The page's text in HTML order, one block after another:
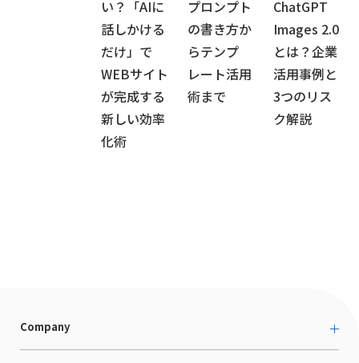
い？「AIに
話しかける
だけ」で
WEBサイト
が完成する
新しい効率
化術
プロンプト
の書き方か
らテンプ
レート活用
術まで
ChatGPT
Images 2.0
とは？企業
活用事例と
3つのリス
ク解説
Company